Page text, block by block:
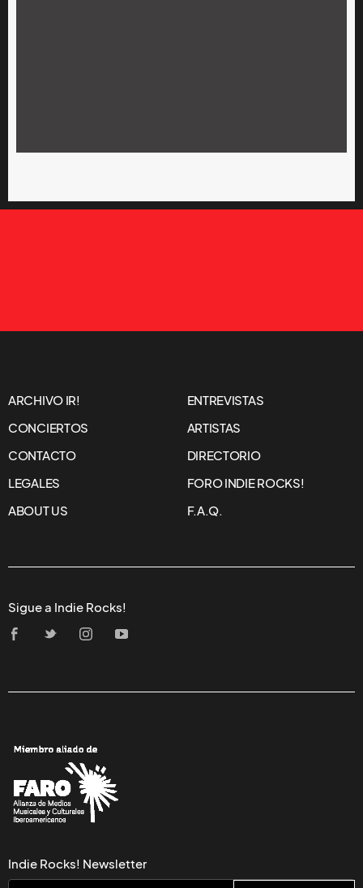
ARCHIVO IR!
ENTREVISTAS
CONCIERTOS
ARTISTAS
CONTACTO
DIRECTORIO
LEGALES
FORO INDIE ROCKS!
ABOUT US
F.A.Q.
Sigue a Indie Rocks!
Indie Rocks! Newsletter